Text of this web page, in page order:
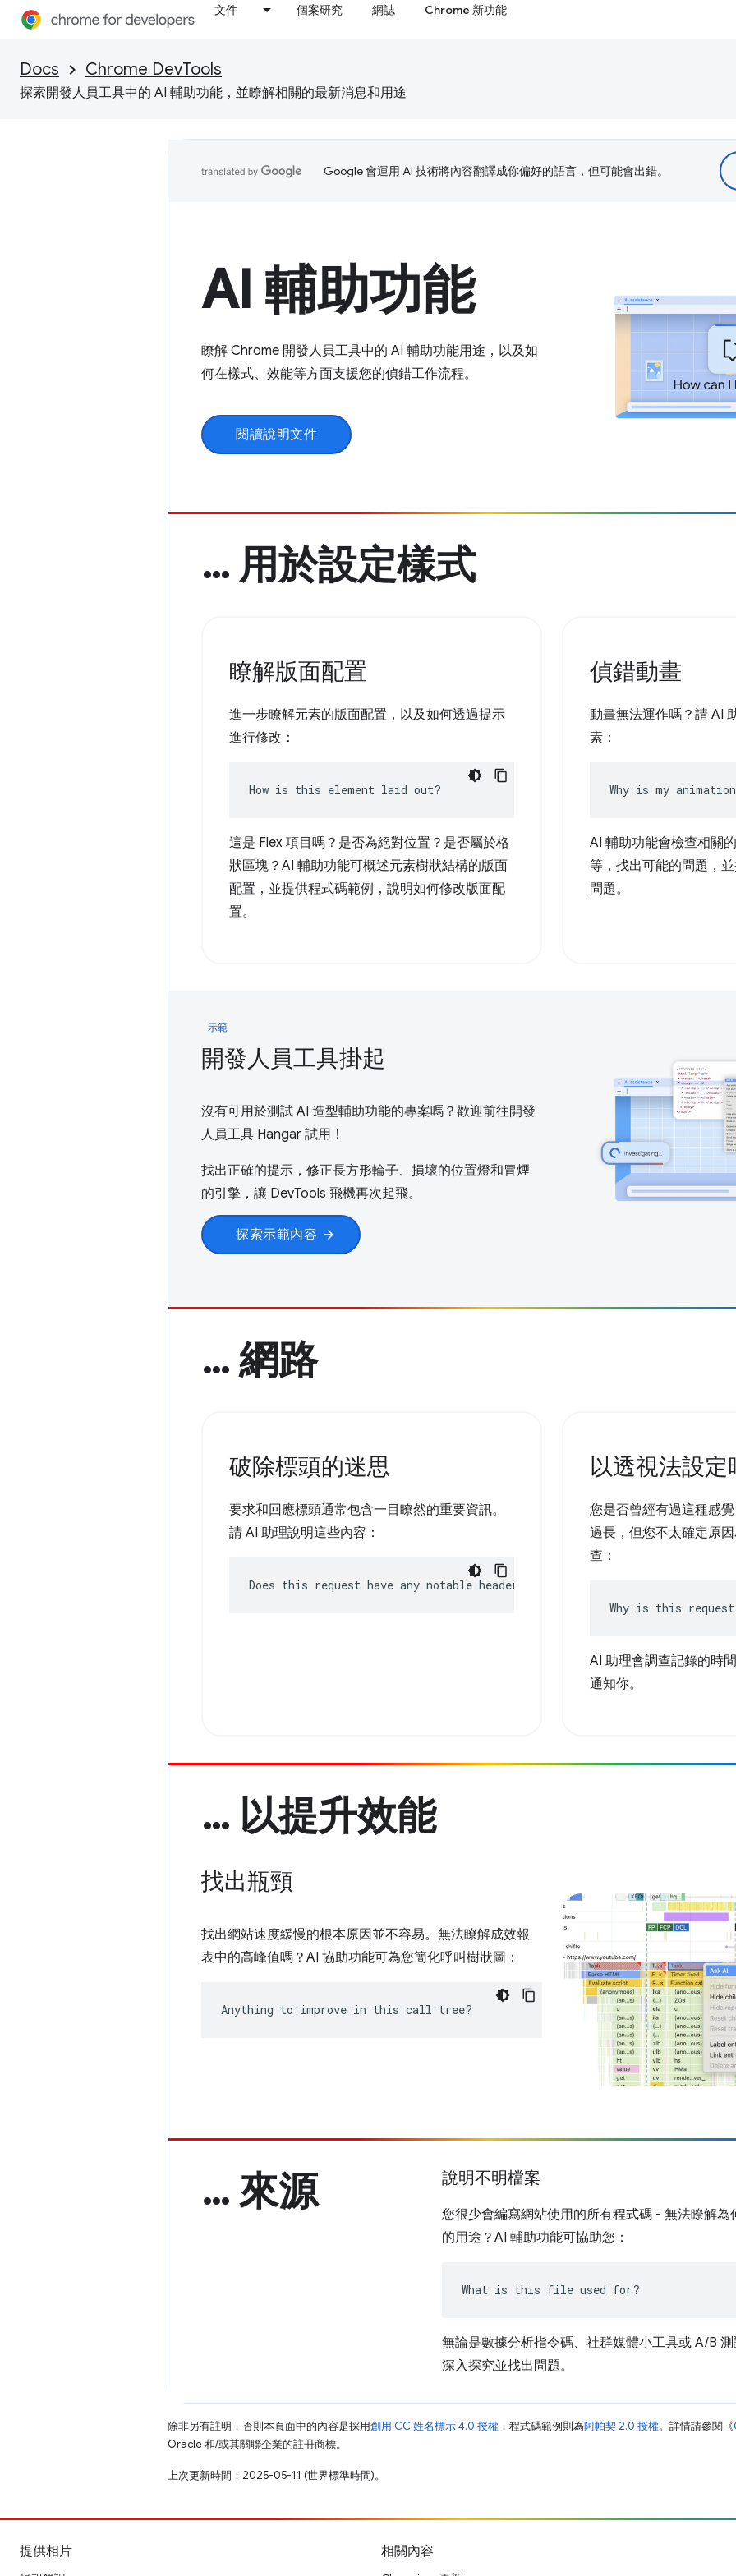
文件 個案研究 網誌 Chrome 新功能
Docs Chrome DevTools
探索開發人員工具中的 AI 輔助功能，並瞭解相關的最新消息和用途
Google 會運用 AI 技術將內容翻譯成你偏好的語言，但可能會出錯。
AI 輔助功能
瞭解 Chrome 開發人員工具中的 AI 輔助功能用途，以及如
何在樣式、效能等方面支援您的偵錯工作流程。
閱讀說明文件
… 用於設定樣式
瞭解版面配置
進一步瞭解元素的版面配置，以及如何透過提示
進行修改：
How is this element laid out?
這是 Flex 項目嗎？是否為絕對位置？是否屬於格
狀區塊？AI 輔助功能可概述元素樹狀結構的版面
配置，並提供程式碼範例，說明如何修改版面配
置。
偵錯動畫
動畫無法運作嗎？請 AI
素：
Why is my
AI 輔助功能會檢查相關
等，找出可能的問題，
問題。
示範
開發人員工具掛起
沒有可用於測試 AI 造型輔助功能的專案嗎？歡迎前往開發
人員工具 Hangar 試用！
找出正確的提示，修正長方形輪子、損壞的位置燈和冒煙
的引擎，讓 DevTools 飛機再次起飛。
探索示範內容 arrow_forward
… 網路
破除標頭的迷思
要求和回應標頭通常包含一目瞭然的重要資訊。
請 AI 助理說明這些內容：
Does this request have any notable headers?
以透視法設定
您是否曾經有過這種感
過長，但您不太確定原
查：
Why is this
AI 助理會調查記錄的時
通知你。
… 以提升效能
找出瓶頸
找出網站速度緩慢的根本原因並不容易。無法瞭解成效報
表中的高峰值嗎？AI 協助功能可為您簡化呼叫樹狀圖：
Anything to improve in this call tree?
… 來源 說明不明檔案
您很少會編寫網站使用的所有程式碼 - 無法瞭解
的用途？AI 輔助功能可協助您：
What is this file used for?
無論是數據分析指令碼、社群媒體小工具或 A/B
深入探究並找出問題。
除非另有註明，否則本頁面中的內容是採用創用 CC 姓名標示 4.0 授權 ，程式碼範例則為阿帕契 2.0 授權。詳情請參閱《
Oracle 和/或其關聯企業的註冊商標。
上次更新時間：2025-05-11 (世界標準時間)。
提供相片 相關內容